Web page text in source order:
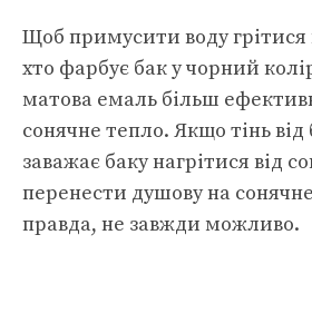
Щоб примусити воду
хто фарбує бак у чорний
матова емаль більш
сонячне тепло. Якщо тінь від
заважає баку нагрітися від
перенести душову на
правда, не завжди можливо.